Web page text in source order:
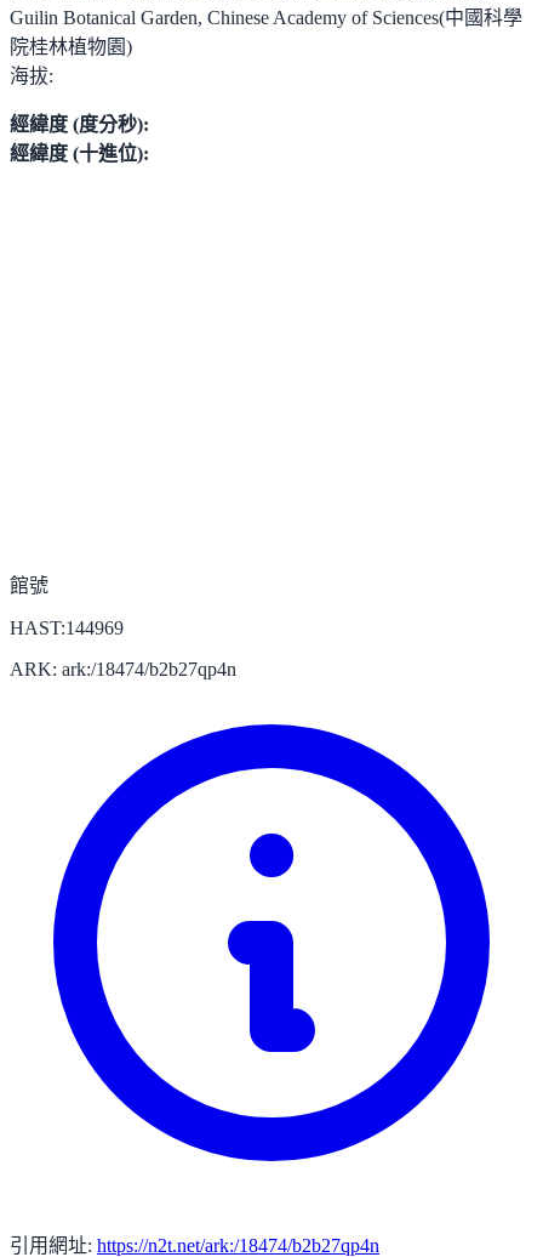
Guilin Botanical Garden, Chinese Academy of Sciences(中國科學
院桂林植物園)
海拔:
經緯度 (度分秒):
經緯度 (十進位):
館號
HAST:144969
ARK: ark:/18474/b2b27qp4n
引用網址: https://n2t.net/ark:/18474/b2b27qp4n